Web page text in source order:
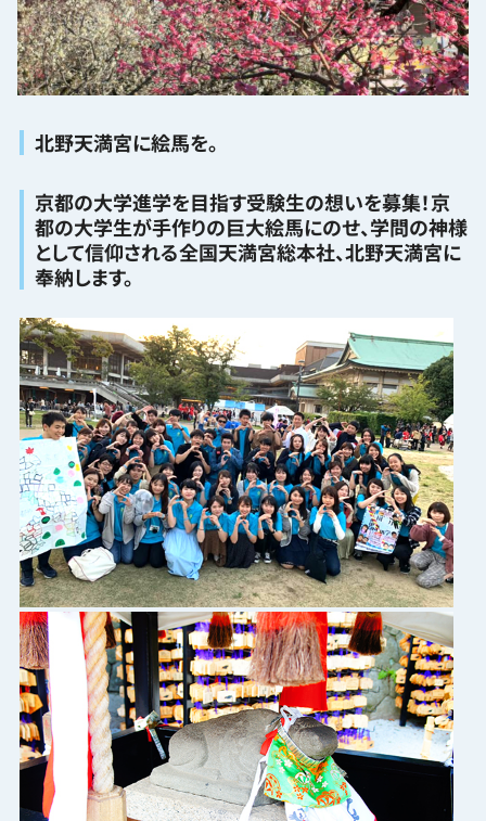
北野天満宮に絵馬を。
京都の大学進学を目指す受験生の想いを募集！京
都の大学生が手作りの巨大絵馬にのせ、学問の神様
として信仰される全国天満宮総本社、北野天満宮に
奉納します。